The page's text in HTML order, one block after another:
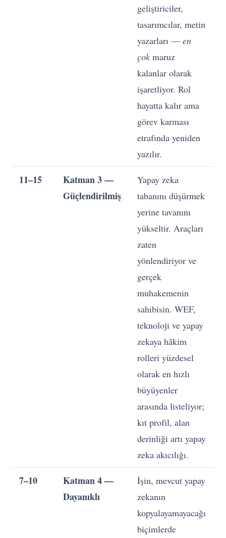
geliştiriciler,
tasarımcılar, metin
yazarları —en
çok maruz
kalanlar olarak
işaretliyor. Rol
hayatta kalır ama
görev karması
etrafında yeniden
yazılır.
11–15
Katman 3 —
Güçlendirilmiş
Yapay zeka
tabanını düşürmek
yerine tavanını
yükseltir. Araçları
zaten
yönlendiriyor ve
gerçek
muhakemenin
sahibisin. WEF,
teknoloji ve yapay
zekaya hâkim
rolleri yüzdesel
olarak en hızlı
büyüyenler
arasında listeliyor;
kıt profil, alan
derinliği artı yapay
zeka akıcılığı.
7–10
Katman 4 —
Dayanıklı
İşin, mevcut yapay
zekanın
kopyalayamayacağı
biçimlerde